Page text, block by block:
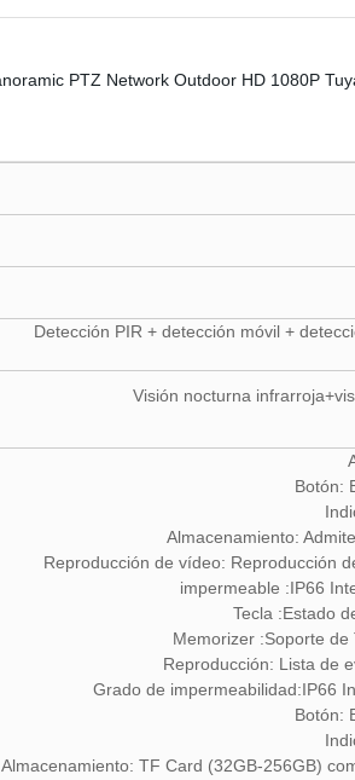
Detección PIR + detección móvil +
Visión nocturna
Botón:
Almacenamiento:
Reproducción de vídeo: Reproducción
impermeable :IP66
Tecla :Estado
Memorizer :Soporte
Reproducción: Lista de
Grado de impermeabilidad:IP66
Botón:
Almacenamiento: TF Card (32GB-256GB)